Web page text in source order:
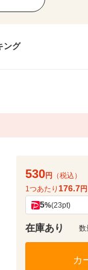
ング
530円
（税込）
1つあたり 176.7円
5%(23pt)
在庫あり 数
カ